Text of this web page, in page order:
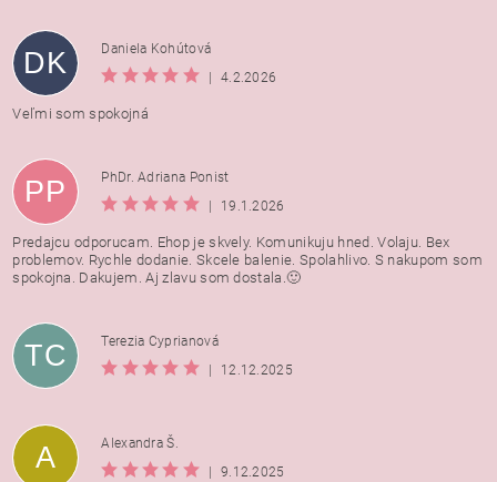
DK
Daniela Kohútová
4.2.2026
Veľmi som spokojná
PP
PhDr. Adriana Ponist
19.1.2026
Predajcu odporucam. Ehop je skvely. Komunikuju hned. Volaju. Bex
problemov. Rychle dodanie. Skcele balenie. Spolahlivo. S nakupom som
spokojna. Dakujem. Aj zlavu som dostala.🙂
TC
Terezia Cyprianová
12.12.2025
A
Alexandra Š.
9.12.2025